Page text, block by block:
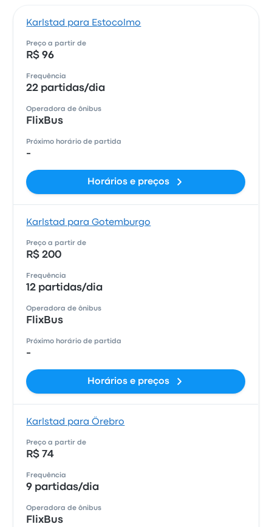
Karlstad para Estocolmo
Preço a partir de
R$ 96
Frequência
22 partidas/dia
Operadora de ônibus
FlixBus
Próximo horário de partida
-
Horários e preços
Karlstad para Gotemburgo
Preço a partir de
R$ 200
Frequência
12 partidas/dia
Operadora de ônibus
FlixBus
Próximo horário de partida
-
Horários e preços
Karlstad para Örebro
Preço a partir de
R$ 74
Frequência
9 partidas/dia
Operadora de ônibus
FlixBus